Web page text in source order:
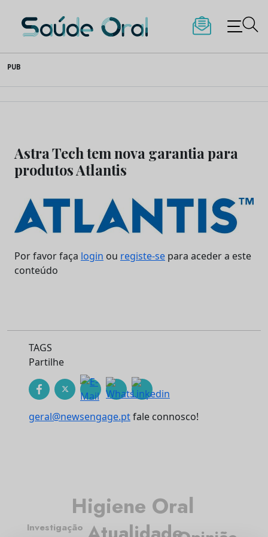
to
content
Saúde Oral
PUB
Astra Tech tem nova garantia para
produtos Atlantis
Por favor faça login ou registe-se para aceder a este
conteúdo
TAGS
Partilhe
geral@newsengage.ptfale connosco!
Higiene Oral
Investigação